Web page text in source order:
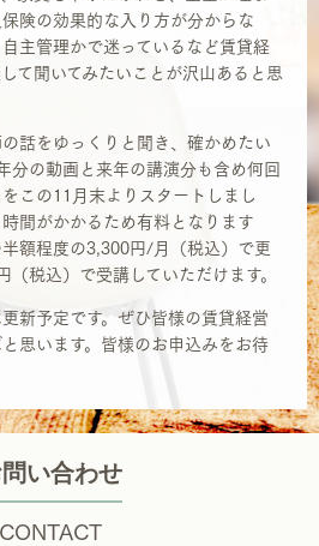
険の効果的な入り方が分からな
主管理かで迷っているなど賃貸経
て聞いてみたいことが沢山あると思
話をゆっくりと聞き、確かめたい
分の動画と来年の講演分も含め何回
この11月末よりスタートしまし
間がかかるため有料となります
額程度の3,300円/月（税込）で更
（税込）で受講していただけます。
新予定です。ぜひ皆様の賃貸経営
思います。皆様のお申込みをお待
い合わせ
CONTACT